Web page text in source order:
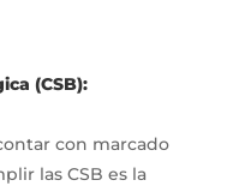
(CSB):
con marcado
las CSB es la